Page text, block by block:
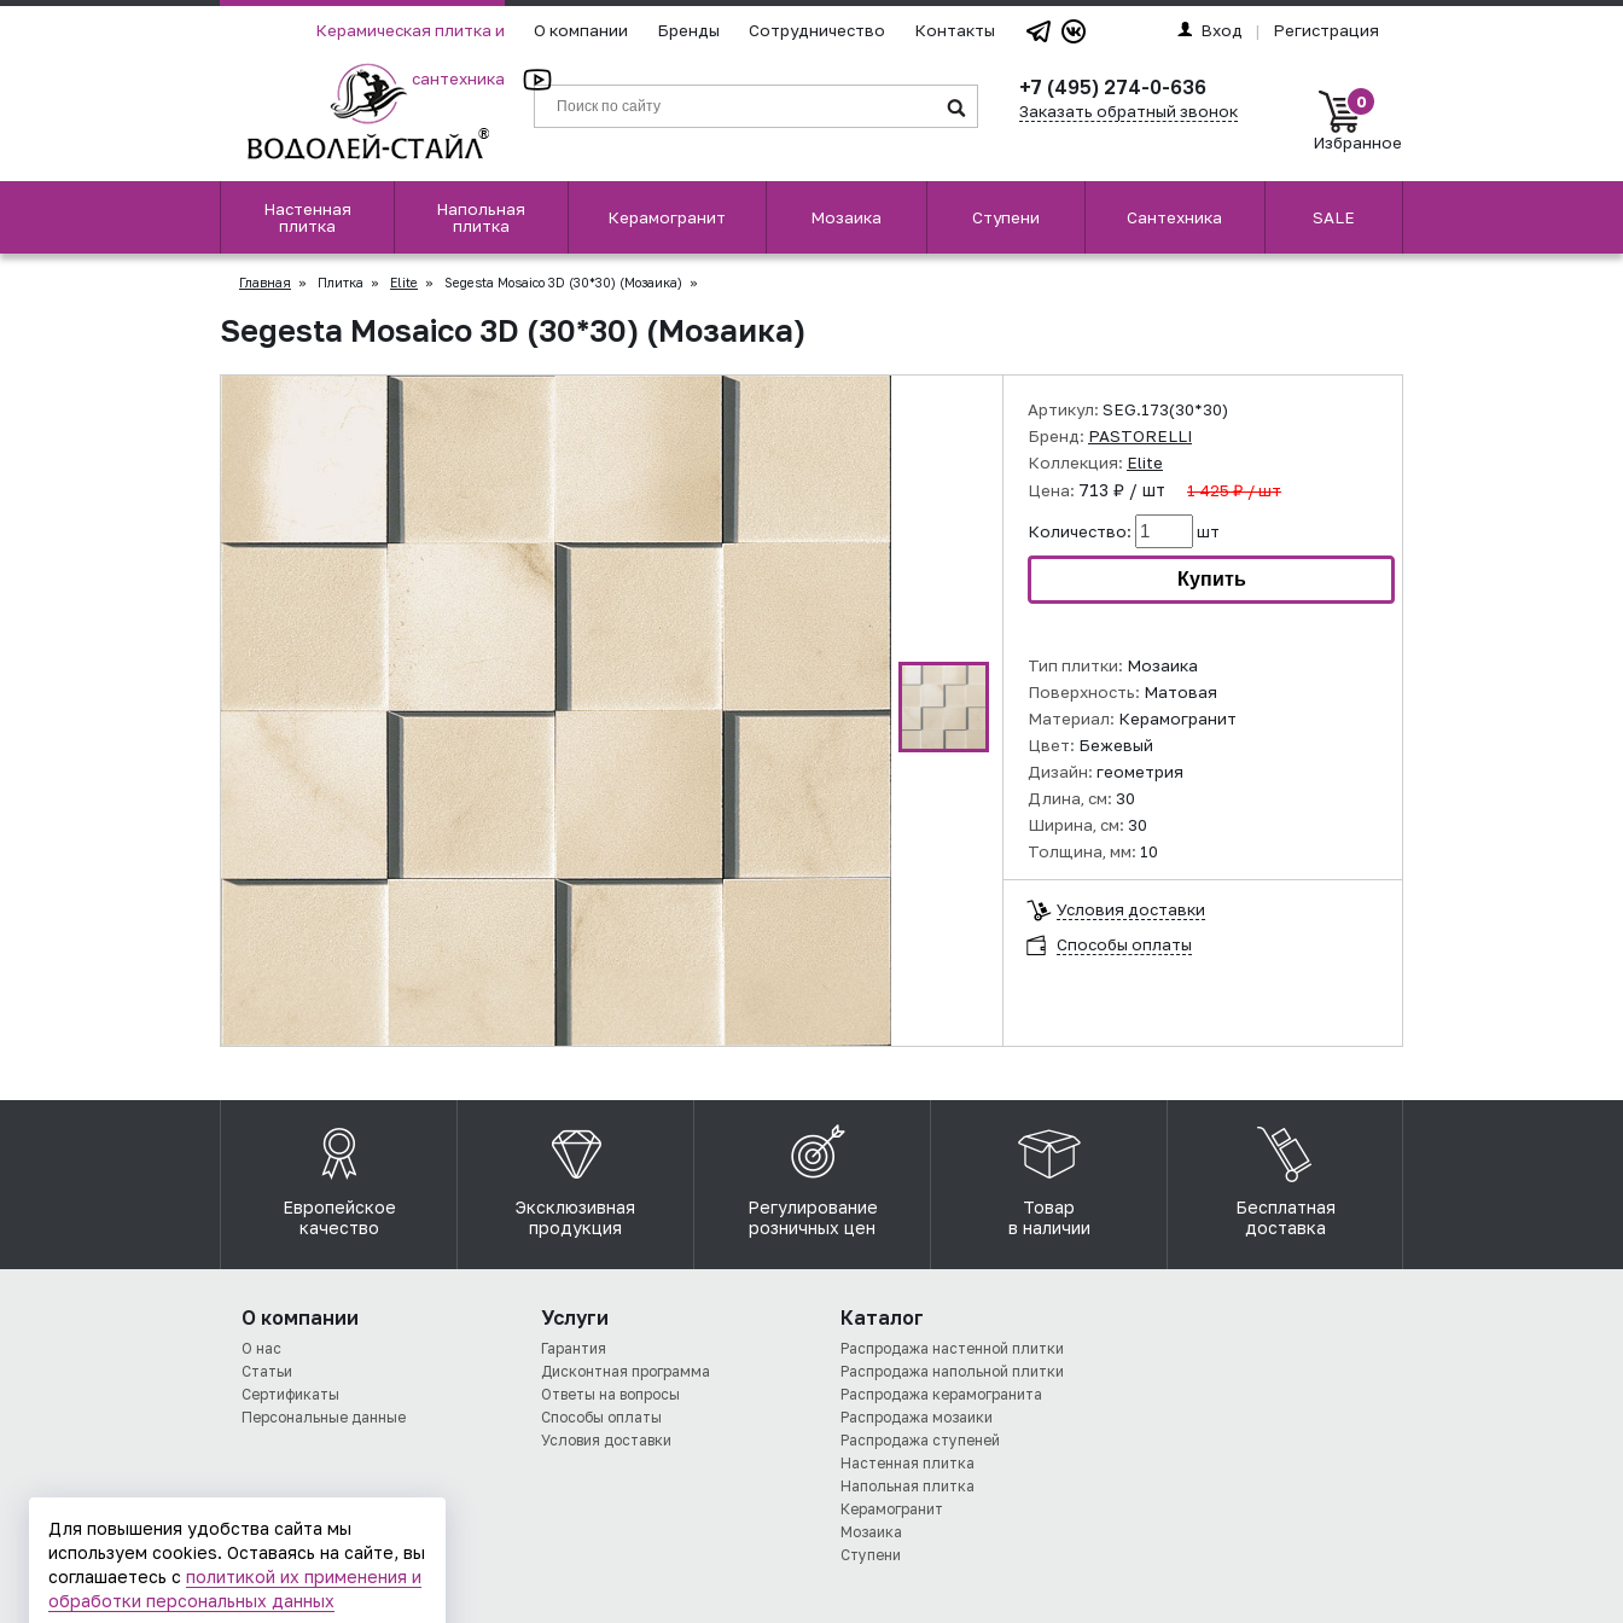
Керамическая плитка и
сантехника
О компании Бренды Сотрудничество Контакты Вход | Регистрация
+7 (495) 274-0-636
Заказать обратный звонок 0
Избранное
Настенная
плитка
Напольная
плитка
Керамогранит Мозаика Ступени Сантехника SALE
Главная » Плитка » Elite » Segesta Mosaico 3D (30*30) (Мозаика) »
Segesta Mosaico 3D (30*30) (Мозаика)
Артикул: SEG.173(30*30)
Бренд: PASTORELLI
Коллекция: Elite
Цена: 713 ₽ / шт 1 425 ₽ / шт
Количество: шт
Тип плитки: Мозаика
Поверхность: Матовая
Материал: Керамогранит
Цвет: Бежевый
Дизайн: геометрия
Длина, см: 30
Ширина, см: 30
Толщина, мм: 10
Условия доставки
Способы оплаты
Европейское
качество
Эксклюзивная
продукция
Регулирование
розничных цен
Товар
в наличии
Бесплатная
доставка
О компании
О нас
Статьи
Сертификаты
Персональные данные
Услуги
Гарантия
Дисконтная программа
Ответы на вопросы
Способы оплаты
Условия доставки
Каталог
Распродажа настенной плитки
Распродажа напольной плитки
Распродажа керамогранита
Распродажа мозаики
Распродажа ступеней
Настенная плитка
Напольная плитка
Керамогранит
Мозаика
Ступени
Для повышения удобства сайта мы
используем cookies. Оставаясь на сайте, вы
соглашаетесь с политикой их применения и
обработки персональных данных